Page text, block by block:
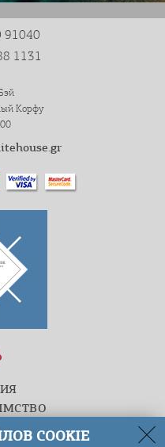
91040
1131
Корфу
КУХНЯCOOKIE